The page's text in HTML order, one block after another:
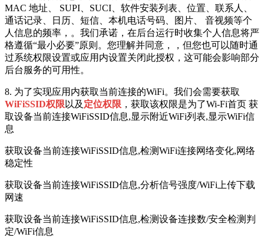
MAC 地址、 SUPI、SUCI、软件安装列表、位置、联系人、
通话记录、日历、短信、本机电话号码、图片、 音视频等个
人信息的频率，。我们承诺，在后台运行时收集个人信息将严
格遵循“最小必要”原则。您理解并同意，，但您也可以随时通
过系统权限设置或应用内设置关闭此授权，这可能会影响部分
后台服务的可用性。
8. 为了实现应用内获取当前连接的WiFi。我们会需要获取
WiFiSSID权限 以及 定位权限 ，获取该权限是为了Wi-Fi首页 获
取设备当前连接WiFiSSID信息,显示附近WiFi列表,显示WiFi信
息
获取设备当前连接WiFiSSID信息,检测WiFi连接网络变化,网络
稳定性
获取设备当前连接WiFiSSID信息,分析信号强度/WiFi上传下载
网速
获取设备当前连接WiFiSSID信息,检测设备连接数/安全检测判
定/WiFi信息